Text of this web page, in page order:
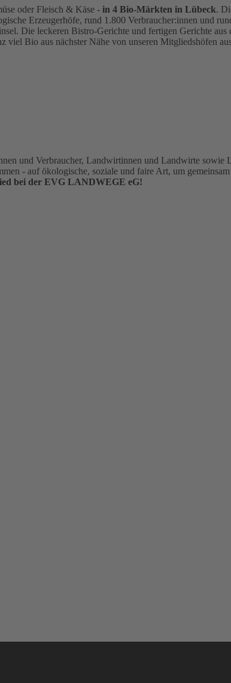
oder Fleisch & Käse - in 4 Bio-Märkten in Lübeck.
Erzeugerhöfe, rund 1.800 Verbraucher:innen und
Die leckeren Bistro-Gerichte und fertigen Gerichte aus
viel Bio aus nächster Nähe von unseren Mitgliedshöfen
und Verbraucher, Landwirtinnen und Landwirte
- auf ökologische, soziale und faire Art, um gemeinsam
bei der EVG LANDWEGE eG!